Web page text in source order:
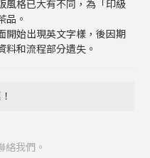
風格已大有不同，為「印級
品。
開始出現英文字樣，後因期
料和流程部分遺失。
絡我們。